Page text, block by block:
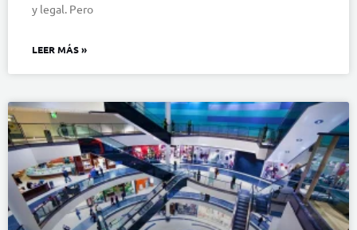
y legal. Pero
LEER MÁS »